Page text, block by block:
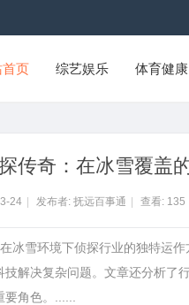
首页 综艺娱乐 体育健康
传奇：在冰雪覆盖
24 发布者: 抚远百事通 查看: 135
冰雪环境下侦探行业的独特运
解决复杂问题。文章还分析了
角色。......